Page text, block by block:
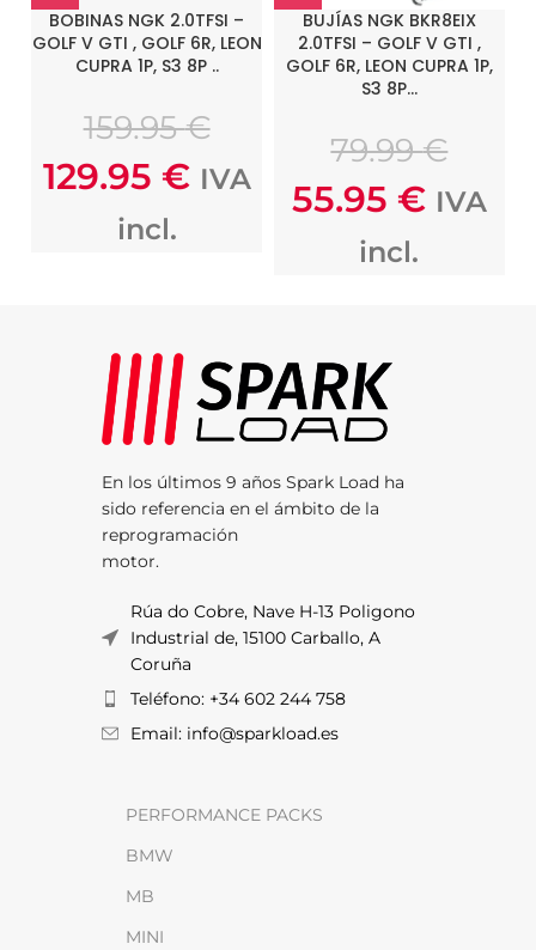
BOBINAS NGK 2.0TFSI –
GOLF V GTI , GOLF 6R, LEON
CUPRA 1P, S3 8P ..
159.95€
129.95 € IVA
incl.
BUJÍAS NGK BKR8EIX
2.0TFSI – GOLF V GTI ,
GOLF 6R, LEON CUPRA 1P,
S3 8P…
79.99€
55.95 € IVA
incl.
En los últimos 9 años Spark Load ha
sido referencia en el ámbito de la
reprogramación
motor.
Rúa do Cobre, Nave H-13 Poligono
Industrial de, 15100 Carballo, A
Coruña
Teléfono: +34 602 244 758
Email: info@sparkload.es
PERFORMANCE PACKS
BMW
MB
MINI